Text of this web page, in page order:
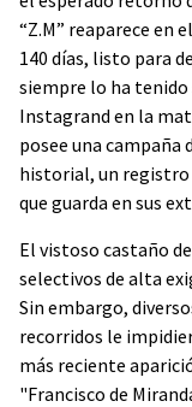
“Z.M” reaparece en
140 días, listo para
siempre lo ha
Instagrand en la
posee una campaña
historial, un registro
que guarda en sus
El vistoso castaño
selectivos de alta
Sin embargo,
recorridos le
más reciente
"Francisco de